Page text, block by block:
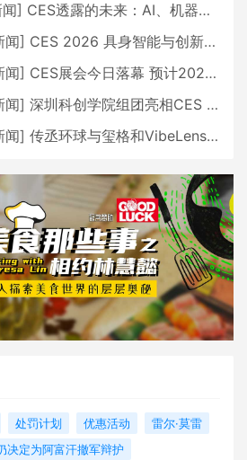
] CES透露的未来：AI、机器人与智能生活大爆发
闻] CES 2026 具身智能与创新领域 中国公司大放异彩
闻] CES展会今日落幕 预计2026行业收入将超五千亿美元
闻] 深圳科创学院组团亮相CES 广受好评
闻] 传丞环球与玺格和VibeLens共同推出全新耳机
处罚计划 优惠活动
雷尔·莫雷
决定为阿富汗撤军辩护